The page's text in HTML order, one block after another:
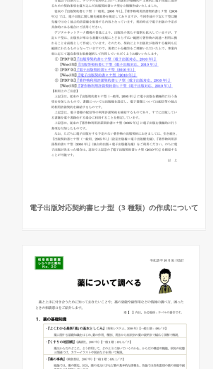
電子出版対応契約書ヒナ型（3 種類）の作成について